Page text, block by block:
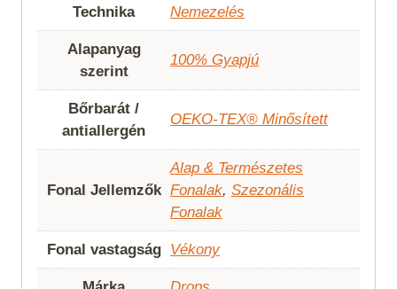
Technika
Nemezelés
Alapanyag
szerint
100% Gyapjú
Bőrbarát /
antiallergén
OEKO-TEX® Minősített
Fonal Jellemzők
Alap & Természetes
Fonalak, Szezonális
Fonalak
Fonal vastagság Vékony